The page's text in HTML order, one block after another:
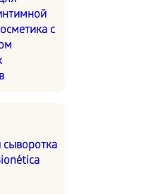
с
сыворотка